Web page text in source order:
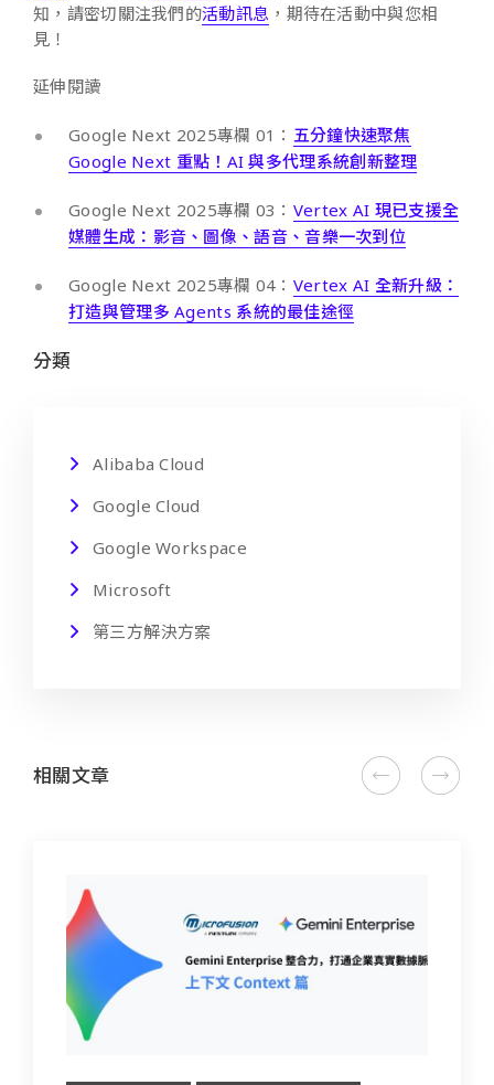
知，請密切關注我們的活動訊息 ，期待在活動中與您相
見！
延伸閱讀
Google Next 2025專欄 01： 五分鐘快速聚焦
Google Next 重點！AI 與多代理系統創新整理
Google Next 2025專欄 03： Vertex AI 現已支援全
媒體生成：影音、圖像、語音、音樂一次到位
Google Next 2025專欄 04： Vertex AI 全新升級：
打造與管理多 Agents 系統的最佳途徑
分類
Alibaba Cloud
Google Cloud
Google Workspace
Microsoft
第三方解決方案
相關文章